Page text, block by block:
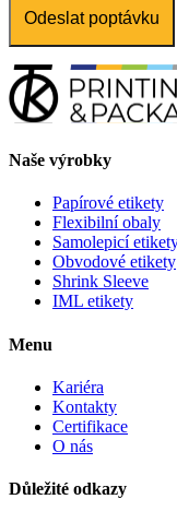
Naše výrobky
Papírové etikety
Flexibilní obaly
Samolepicí
Obvodové etikety
Shrink Sleeve
IML etikety
Menu
Kariéra
Kontakty
Certifikace
O nás
Důležité odkazy